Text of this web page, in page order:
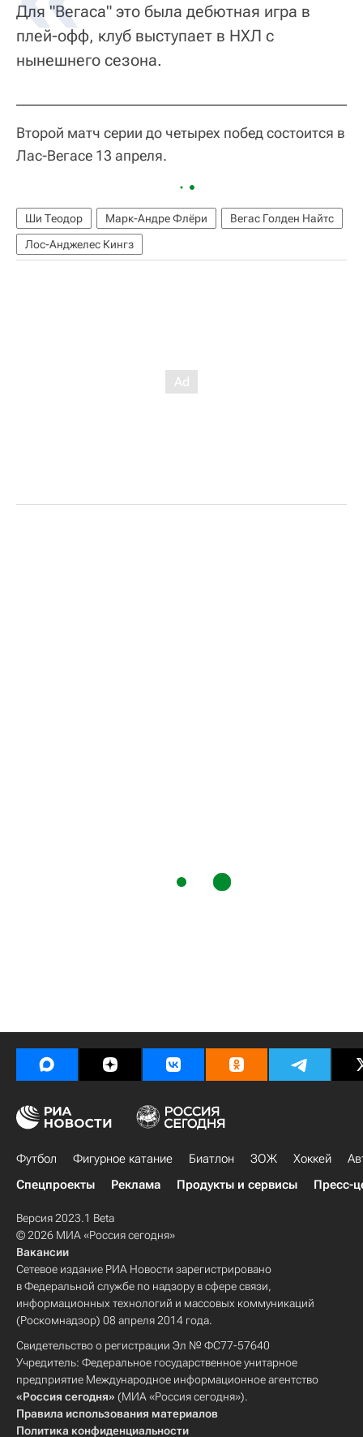
Для "Вегаса" это была дебютная игра в
плей-офф, клуб выступает в НХЛ с
нынешнего сезона.
Второй матч серии до четырех побед состоится в
Лас-Вегасе 13 апреля.
Ши Теодор Марк-Андре Флёри
Вегас Голден Найтс
Лос-Анджелес Кингз
Футбол Фигурное катание Биатлон ЗОЖ Хоккей
Спецпроекты
Реклама Продукты и сервисы Пресс-
Версия 2023.1 Beta
© 2026 МИА «Россия сегодня»
Вакансии
Сетевое издание РИА Новости зарегистрировано
в Федеральной службе по надзору в сфере связи,
информационных технологий и массовых коммуникаций
(Роскомнадзор) 08 апреля 2014 года.
Свидетельство о регистрации Эл № ФС77-57640
Учредитель: Федеральное государственное унитарное
предприятие Международное информационное агентство
«Россия сегодня» (МИА «Россия сегодня»).
Правила использования материалов
Политика конфиденциальности